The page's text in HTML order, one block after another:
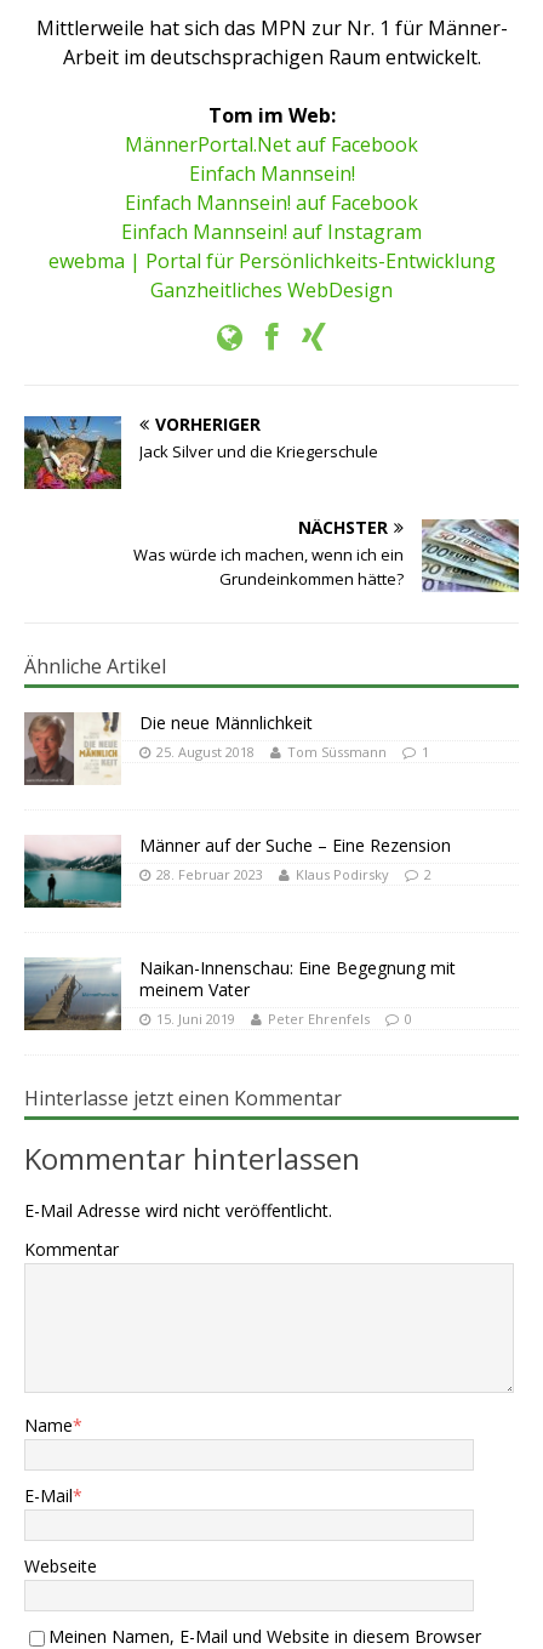
Mittlerweile hat sich das MPN zur Nr. 1 für Männer-
Arbeit im deutschsprachigen Raum entwickelt.
Tom im Web:
MännerPortal.Net auf Facebook
Einfach Mannsein!
Einfach Mannsein! auf Facebook
Einfach Mannsein! auf Instagram
ewebma | Portal für Persönlichkeits-Entwicklung
Ganzheitliches WebDesign
VORHERIGER
Jack Silver und die Kriegerschule
NÄCHSTER
Was würde ich machen, wenn ich ein
Grundeinkommen hätte?
Ähnliche Artikel
Die neue Männlichkeit
25. August 2018 Tom Süssmann 1
Männer auf der Suche – Eine Rezension
28. Februar 2023 Klaus Podirsky 2
Naikan-Innenschau: Eine Begegnung mit
meinem Vater
15. Juni 2019 Peter Ehrenfels 0
Hinterlasse jetzt einen Kommentar
Kommentar hinterlassen
E-Mail Adresse wird nicht veröffentlicht.
Kommentar
Name*
E-Mail*
Webseite
Meinen Namen, E-Mail und Website in diesem Browser